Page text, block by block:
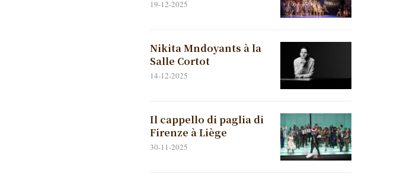
19-12-2025
Nikita Mndoyants à la
Salle Cortot
14-12-2025
Il cappello di paglia di
Firenze à Liège
30-11-2025